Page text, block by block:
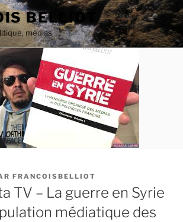
BELLIOT
médias
FRANCOISBELLIOT
TV – La guerre en Syrie
médiatique des